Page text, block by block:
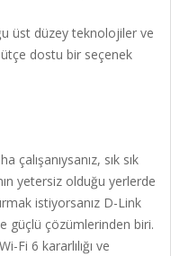
üst düzey teknolojiler ve
dostu bir seçenek
sık sık
yetersiz olduğu yerlerde
istiyorsanız D-Link
güçlü çözümlerinden biri.
Fi 6 kararlılığı ve